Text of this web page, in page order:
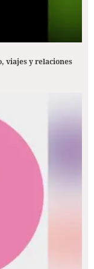
viajes y relaciones